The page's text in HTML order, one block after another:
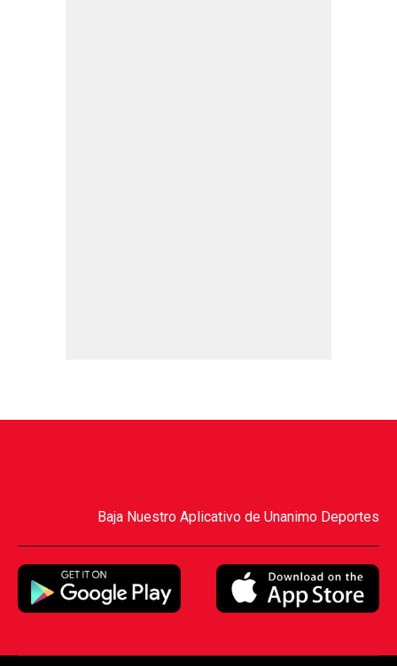
Baja Nuestro Aplicativo de Unanimo Deportes